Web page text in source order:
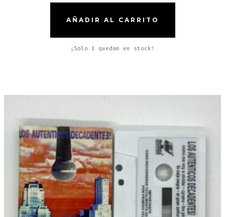
AÑADIR AL CARRITO
¡Solo 1 quedan en stock!